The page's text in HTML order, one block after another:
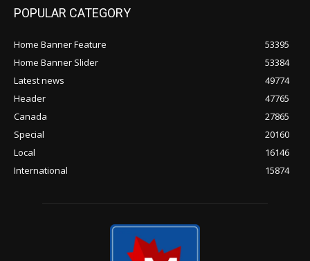
POPULAR CATEGORY
Home Banner Feature
53395
Home Banner Slider
53384
Latest news
49774
Header
47765
Canada
27865
Special
20160
Local
16146
International
15874